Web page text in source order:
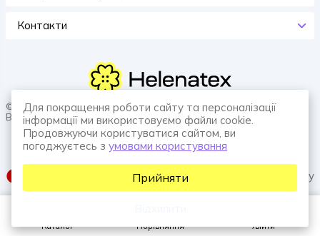
Контакти
© 2026 HELENATEX «Ґудзики, вішаки, нитки. Власне виробництво.
Все для швейної справи.»
SUFIX web agency
Каталог Порівняння Увійти
Для покращення роботи сайту та персоналізації
інформації ми використовуємо файли cookie.
Продовжуючи користуватися сайтом, ви
погоджуєтесь з умовами користування
Прийняти